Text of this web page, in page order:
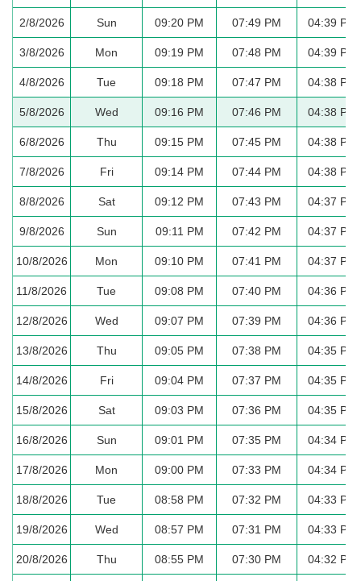
2/8/2026 Sun 09:20 PM 07:49 PM 04:39 PM
3/8/2026 Mon 09:19 PM 07:48 PM 04:39 PM
4/8/2026 Tue 09:18 PM 07:47 PM 04:38 PM
5/8/2026 Wed 09:16 PM 07:46 PM 04:38 PM
6/8/2026 Thu 09:15 PM 07:45 PM 04:38 PM
7/8/2026 Fri 09:14 PM 07:44 PM 04:38 PM
8/8/2026 Sat 09:12 PM 07:43 PM 04:37 PM
9/8/2026 Sun 09:11 PM 07:42 PM 04:37 PM
10/8/2026 Mon 09:10 PM 07:41 PM 04:37 PM
11/8/2026 Tue 09:08 PM 07:40 PM 04:36 PM
12/8/2026 Wed 09:07 PM 07:39 PM 04:36 PM
13/8/2026 Thu 09:05 PM 07:38 PM 04:35 PM
14/8/2026 Fri 09:04 PM 07:37 PM 04:35 PM
15/8/2026 Sat 09:03 PM 07:36 PM 04:35 PM
16/8/2026 Sun 09:01 PM 07:35 PM 04:34 PM
17/8/2026 Mon 09:00 PM 07:33 PM 04:34 PM
18/8/2026 Tue 08:58 PM 07:32 PM 04:33 PM
19/8/2026 Wed 08:57 PM 07:31 PM 04:33 PM
20/8/2026 Thu 08:55 PM 07:30 PM 04:32 PM